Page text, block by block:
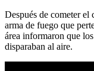
Después de cometer el
arma de fuego que
área informaron que
disparaban al aire.